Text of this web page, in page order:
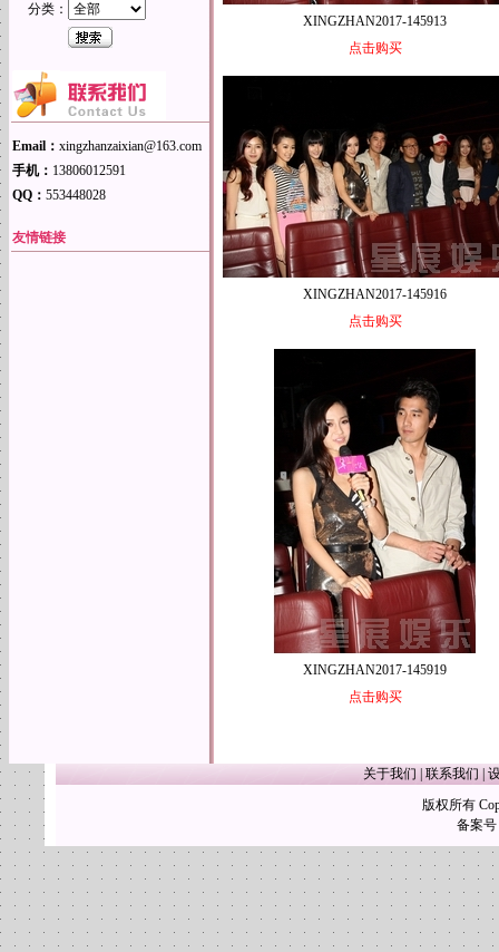
分类：
Email： xingzhanzaixian@163.com
手机： 13806012591
QQ： 553448028
友情链接
XINGZHAN2017-145913
点击购买
XINGZHAN2017-145916
点击购买
XINGZHAN2017-145919
点击购买
关于我们 联系我们
版权所有
备案号